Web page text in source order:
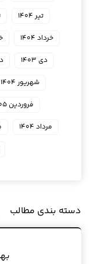
تیر ۱۴۰۴
خرداد ۱۴۰۴
دی ۱۴۰۳
شهریور ۱۴۰۴
فروردین ۱۴۰۵
مرداد ۱۴۰۴
دسته بندی مطالب